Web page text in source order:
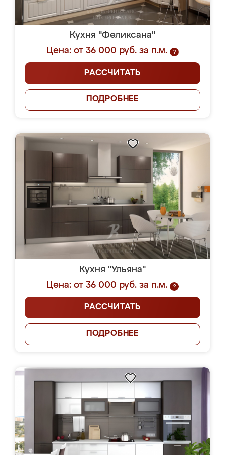
Кухня "Феликсана"
Цена: от 36 000 руб. за п.м.
?
РАССЧИТАТЬ
ПОДРОБНЕЕ
Кухня "Ульяна"
Цена: от 36 000 руб. за п.м.
?
РАССЧИТАТЬ
ПОДРОБНЕЕ